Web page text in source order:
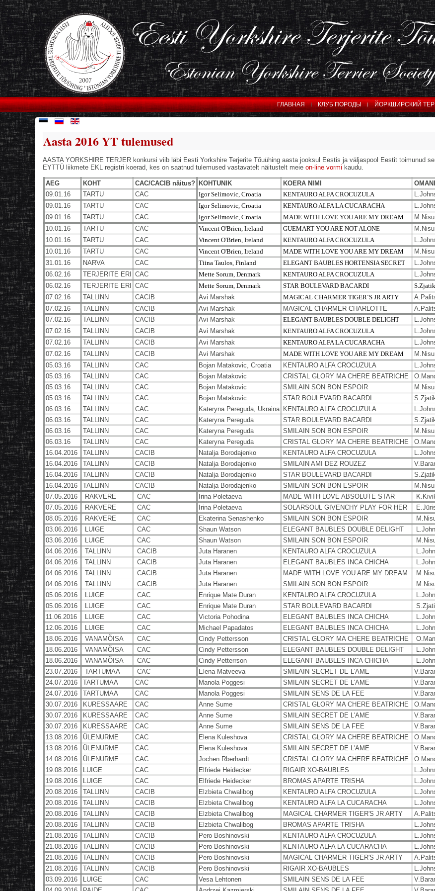
ГЛАВНАЯ КЛУБ ПОРОДЫ ЙОРКШИРСКИЙ
Aasta 2016 YT tulemused
AASTA YORKSHIRE TERJER konkursi viib läbi Eesti Yorkshire Terjerite Tõuühing aasta jooksul Eestis ja väljaspool Eestit toimunud
EYTTÜ liikmete EKL registri koerad, kes on saatnud tulemused vastavatelt näitustelt meieon-line vormi kaudu.
AEG KOHT CAC/CACIB näitus? KOHTUNIK KOERA NIMI
09.01.16
TARTU CAC Igor Selimovic, Croatia KENTAURO ALFA CROCUZULA
09.01.16
TARTU CAC Igor Selimovic, Croatia KENTAURO ALFA LA CUCARACHA
09.01.16
TARTU CAC Igor Selimovic, Croatia MADE WITH LOVE YOU ARE MY DREAM M.Nisu
10.01.16
TARTU CAC Vincent O'Brien, Ireland GUEMART YOU ARE NOT ALONE M.Nisu
10.01.16
TARTU CAC Vincent O'Brien, Ireland KENTAURO ALFA CROCUZULA
10.01.16
TARTU CAC Vincent O'Brien, Ireland MADE WITH LOVE YOU ARE MY DREAM M.Nisu
31.01.16
NARVA CAC Tiina Taulos, Finland ELEGANT BAUBLES HORTENSIA SECRET
06.02.16
TERJERITE ERI CAC Mette Sorum, Denmark KENTAURO ALFA CROCUZULA
06.02.16
TERJERITE ERI CAC Mette Sorum, Denmark STAR BOULEVARD BACARDI
07.02.16
TALLINN CACIB Avi Marshak MAGICAL CHARMER TIGER´S JR ARTY
07.02.16
TALLINN CACIB Avi Marshak MAGICAL CHARMER CHARLOTTE
07.02.16
TALLINN CACIB Avi Marshak ELEGANT BAUBLES DOUBLE DELIGHT
07.02.16
TALLINN CACIB Avi Marshak KENTAURO ALFA CROCUZULA
07.02.16
TALLINN CACIB Avi Marshak KENTAURO ALFA LA CUCARACHA
07.02.16
TALLINN CACIB Avi Marshak MADE WITH LOVE YOU ARE MY DREAM M.Nisu
05.03.16
TALLINN CAC Bojan Matakovic, Croatia KENTAURO ALFA CROCUZULA
05.03.16
TALLINN CAC Bojan Matakovic CRISTAL GLORY MA CHERE BEATRICHE
05.03.16
TALLINN CAC Bojan Matakovic SMILAIN SON BON ESPOIR M.Nisu
05.03.16
TALLINN CAC Bojan Matakovic STAR BOULEVARD BACARDI
06.03.16
TALLINN CAC Kateryna Pereguda, Ukraina KENTAURO ALFA CROCUZULA
06.03.16
TALLINN CAC Kateryna Pereguda STAR BOULEVARD BACARDI
06.03.16
TALLINN CAC Kateryna Pereguda SMILAIN SON BON ESPOIR M.Nisu
06.03.16
TALLINN CAC Kateryna Pereguda CRISTAL GLORY MA CHERE BEATRICHE
16.04.2016
TALLINN CACIB Natalja Borodajenko KENTAURO ALFA CROCUZULA
16.04.2016
TALLINN CACIB Natalja Borodajenko SMILAIN AMI DEZ ROUZEZ
16.04.2016
TALLINN CACIB Natalja Borodajenko STAR BOULEVARD BACARDI
16.04.2016
TALLINN CACIB Natalja Borodajenko SMILAIN SON BON ESPOIR M.Nisu
07.05.2016
RAKVERE CAC Irina Poletaeva MADE WITH LOVE ABSOLUTE STAR
07.05.2016
RAKVERE CAC Irina Poletaeva SOLARSOUL GIVENCHY PLAY FOR HER
08.05.2016
RAKVERE CAC Ekaterina Senashenko SMILAIN SON BON ESPOIR
03.06.2016
LUIGE CAC Shaun Watson ELEGANT BAUBLES DOUBLE DELIGHT
03.06.2016
LUIGE CAC Shaun Watson SMILAIN SON BON ESPOIR
04.06.2016
TALLINN CACIB Juta Haranen KENTAURO ALFA CROCUZULA
04.06.2016
TALLINN CACIB Juta Haranen ELEGANT BAUBLES INCA CHICHA
04.06.2016
TALLINN CACIB Juta Haranen MADE WITH LOVE YOU ARE MY DREAM
04.06.2016
TALLINN CACIB Juta Haranen SMILAIN SON BON ESPOIR
05.06.2016
LUIGE CAC Enrique Mate Duran KENTAURO ALFA CROCUZULA
05.06.2016
LUIGE CAC Enrique Mate Duran STAR BOULEVARD BACARDI
11.06.2016
LUIGE CAC Victoria Pohodina ELEGANT BAUBLES INCA CHICHA
12.06.2016
LUIGE CAC Michael Papadatos ELEGANT BAUBLES INCA CHICHA
18.06.2016
VANAMÕISA CAC Cindy Pettersson CRISTAL GLORY MA CHERE BEATRICHE
18.06.2016
VANAMÕISA CAC Cindy Pettersson ELEGANT BAUBLES DOUBLE DELIGHT
18.06.2016
VANAMÕISA CAC Cindy Petterrson ELEGANT BAUBLES INCA CHICHA
23.07.2016
TARTUMAA CAC Elena Matveeva SMILAIN SECRET DE L'AME
24.07.2016
TARTUMAA CAC Manola Poggesi SMILAIN SECRET DE L'AME
24.07.2016
TARTUMAA CAC Manola Poggesi SMILAIN SENS DE LA FEE
30.07.2016
KURESSAARE CAC Anne Sume CRISTAL GLORY MA CHERE BEATRICHE
30.07.2016
KURESSAARE CAC Anne Sume SMILAIN SECRET DE L'AME
30.07.2016
KURESSAARE CAC Anne Sume SMILAIN SENS DE LA FEE
13.08.2016
ÜLENURME CAC Elena Kuleshova CRISTAL GLORY MA CHERE BEATRICHE
13.08.2016
ÜLENURME CAC Elena Kuleshova SMILAIN SECRET DE L'AME
14.08.2016
ÜLENURME CAC Jochen Rberhardt CRISTAL GLORY MA CHERE BEATRICHE
19.08.2016
LUIGE CAC Elfriede Heidecker RIGAIR XO-BAUBLES
19.08.2016
LUIGE CAC Elfriede Heidecker BROMAS APARTE TRISHA
20.08.2016
TALLINN CACIB Elzbieta Chwalibog KENTAURO ALFA CROCUZULA
20.08.2016
TALLINN CACIB Elzbieta Chwalibog KENTAURO ALFA LA CUCARACHA
20.08.2016
TALLINN CACIB Elzbieta Chwalibog MAGICAL CHARMER TIGER'S JR ARTY
20.08.2016
TALLINN CACIB Elzbieta Chwalibog BROMAS APARTE TRISHA
21.08.2016
TALLINN CACIB Pero Boshinovski KENTAURO ALFA CROCUZULA
21.08.2016
TALLINN CACIB Pero Boshinovski KENTAURO ALFA LA CUCARACHA
21.08.2016
TALLINN CACIB Pero Boshinovski MAGICAL CHARMER TIGER'S JR ARTY
21.08.2016
TALLINN CACIB Pero Boshinovski RIGAIR XO-BAUBLES
03.09.2016
LUIGE CAC Vesa Lehtonen SMILAIN SENS DE LA FEE